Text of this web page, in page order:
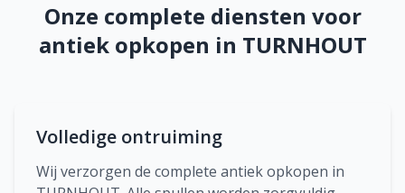
Onze complete diensten voor
antiek opkopen in TURNHOUT
Volledige ontruiming
Wij verzorgen de complete antiek opkopen in